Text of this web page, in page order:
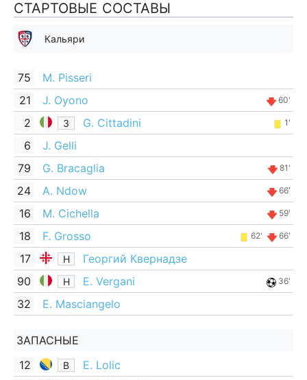
СТАРТОВЫЕ СОСТАВЫ
Кальяри
75
M. Pisseri
21
J. Oyono 60'
2 З G. Cittadini 1'
6
J. Gelli
79
G. Bracaglia 81'
24 A. Ndow 66'
16 M. Cichella 59'
18 F. Grosso 62' 66'
17 Н
Георгий Квернадзе
90
Н E. Vergani 36'
32 E. Masciangelo
ЗАПАСНЫЕ
12
В
E. Lolic